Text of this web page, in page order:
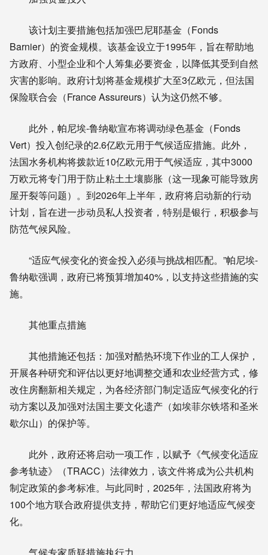
该计划主要措施包括加强巴尼耶基金（Fonds
Barnier）的资金规模。该基金设立于1995年，旨在帮助地
方政府、小型企业和个人筹集必要资金，以降低其受到自然
灾害的影响。政府计划将基金规模扩大至3亿欧元，但法国
保险联合会（France Assureurs）认为这仍然不够。
此外，帕尼埃-鲁纳歇宣布将调动绿色基金（Fonds
Vert）投入创纪录的2.6亿欧元用于气候适应措施。此外，
法国水务机构将拨款近10亿欧元用于气候适应，其中3000
万欧元将专门用于防止粘土土壤膨胀（这一现象可能导致房
屋开裂等问题）。到2026年上半年，政府将启动新的行动
计划，旨在进一步动员私人投资者，特别是银行，积极参与
防范气候风险。
“适应气候变化的资金投入必须与挑战相匹配。”帕尼埃-
鲁纳歇强调，政府已将预算增加40%，以支持这些措施的实
施。
其他重点措施
其他措施还包括：加强对酷热环境下作业的工人保护，
开展各种研究和评估以更好地调整交通和农业经营方式，修
改住房翻新相关规定，为各经济部门制定适应气候变化的行
动方案以及加强对法国主要文化遗产（如埃菲尔铁塔和圣米
歇尔山）的保护等。
此外，政府还将启动一项工作，以赋予《气候变化适应
参考轨迹》（TRACC）法律效力，该文件将成为公共机构
制定政策的参考标准。与此同时，2025年，法国政府将为
100个地方联合政府提供支持，帮助它们更好地适应气候变
化。
气候专家质疑措施执行力